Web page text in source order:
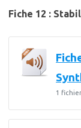
Fiche 12 :
1